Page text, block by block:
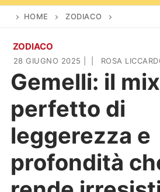
Home
News
Cinema e TV
Casa & Giardino
Arredamento
Piante e fiori
DIY
Lifestyle
HOME ZODIACO
ZODIACO
28 GIUGNO 2025 ROSA
Gemelli: il mix
perfetto di
leggerezza e
profondità